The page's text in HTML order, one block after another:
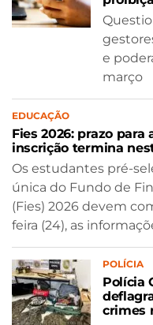
e
março
EDUCAÇÃO
Fies 2026: prazo
inscrição termina
Os estudantes pré-
única do Fundo de
(Fies) 2026 devem
feira (24), as
POLÍCIA
Polícia
crimes